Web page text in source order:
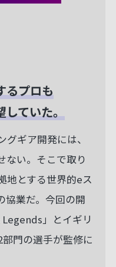
るプロも
ていた。
グギア開発には、
ない。そこで取り
地とする世界的eス
協業だ。今回の開
」とイギリ
門の選手が監修に